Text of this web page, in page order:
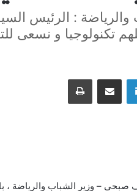
: الرئيس
تكنولوجيا و نسعى
لينكدإن مشاركة عبر البريد طباعة
صبحي – وزير الشباب والرياضة ،